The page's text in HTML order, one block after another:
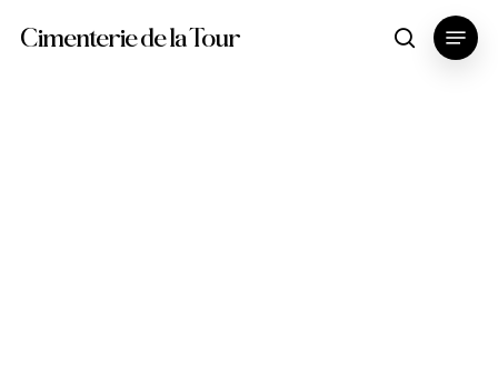
Cimenterie de la Tour search
Menu